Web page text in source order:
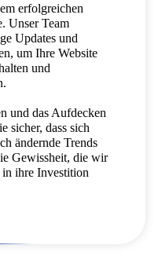
erfolgreichen
Unser Team
Updates und
um Ihre Website
und
und das Aufdecken
sicher, dass sich
ändernde Trends
Gewissheit, die wir
in ihre Investition